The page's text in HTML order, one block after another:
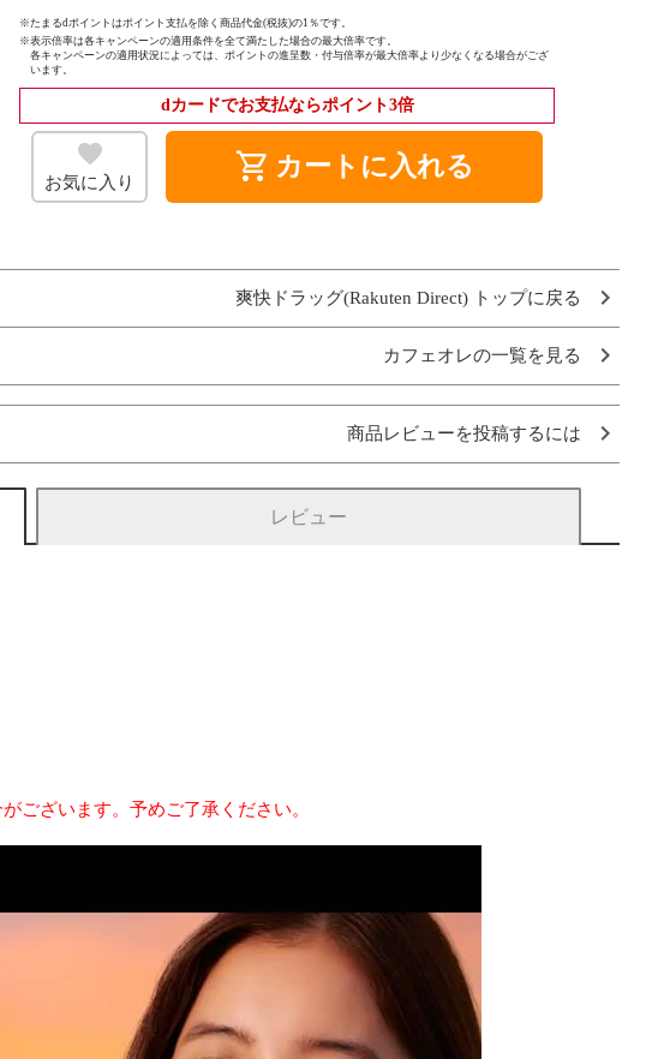
※たまるdポイントはポイント支払を除く商品代金(税抜)の1％です。
※表示倍率は各キャンペーンの適用条件を全て満たした場合の最大倍率です。
各キャンペーンの適用状況によっては、ポイントの進呈数・付与倍率が最大倍率より少なくなる場合がござ
います。
dカードでお支払ならポイント3倍
お気に入り shopping_cart カートに入れる
爽快ドラッグ(Rakuten Direct) トップに戻る
カフェオレの一覧を見る
商品レビューを投稿するには
レビュー
ございます。予めご了承ください。